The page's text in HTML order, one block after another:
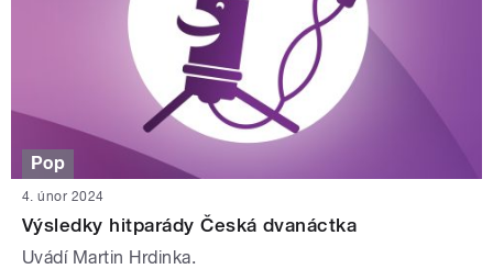
Pop
4. únor 2024
Výsledky hitparády Česká dvanáctka
Uvádí Martin Hrdinka.